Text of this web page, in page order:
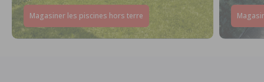
Magasiner les piscines hors terre